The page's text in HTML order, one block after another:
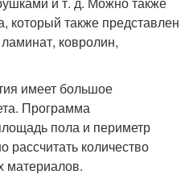
который также представлен
ковролин,
имеет большое
Программа
пола и периметр
рассчитать количество
материалов.